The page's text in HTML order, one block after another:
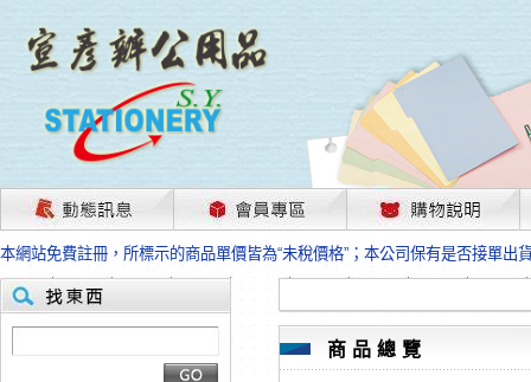
茲因國際情勢變化石油及塑化原物料波動漲幅甚大，部份上游供應商已採取
本網站免費註冊，所標示的商品單價皆為“未稅價格”；本公司保有是否接單出
HP、EPSON、CANON原廠耗材價格浮動，下單前請先跟客服人員確認最新
本網站免費註冊，所標示的商品單價皆為“未稅價格”；本公司保有是否接單出
匯款客戶請注意！因商品繁複來不及發現短缺，遂待客服人員跟您確認訂單
本網站免費註冊，所標示的商品單價皆為“未稅價格”；本公司保有是否接單出
茲因國際情勢變化石油及塑化原物料波動漲幅甚大，部份上游供應商已採取
商品總覽